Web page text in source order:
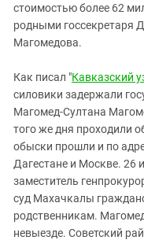
Ставропольский край
Южная Осетия
Южный Кавказ
ЮФО
стоимостью более 62
родными госсекретаря
Магомедова.
Как писал "Кавказский
силовики задержали
Магомед-Султана
того же дня проходили
обыски прошли и по
Дагестане и Москве. 26
заместитель
суд Махачкалы
родственникам.
невыезде. Советский